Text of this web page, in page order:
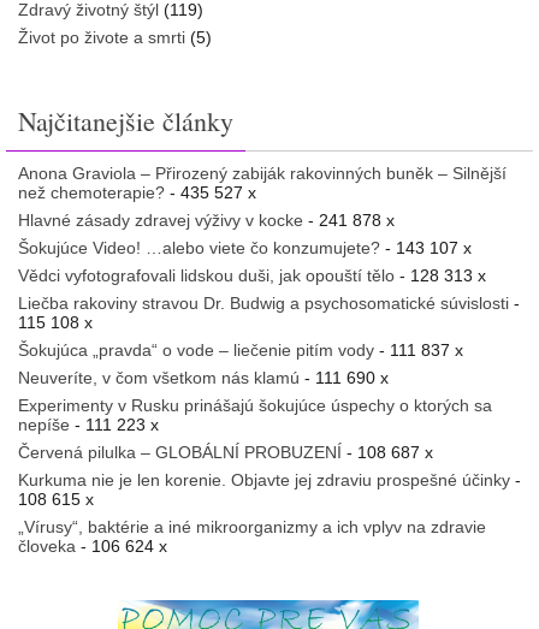
Zdravý životný štýl (119)
Život po živote a smrti (5)
Najčitanejšie články
Anona Graviola – Přirozený zabiják rakovinných buněk – Silnější
než chemoterapie? - 435 527 x
Hlavné zásady zdravej výživy v kocke - 241 878 x
Šokujúce Video! …alebo viete čo konzumujete? - 143 107 x
Vědci vyfotografovali lidskou duši, jak opouští tělo - 128 313 x
Liečba rakoviny stravou Dr. Budwig a psychosomatické súvislosti -
115 108 x
Šokujúca „pravda“ o vode – liečenie pitím vody - 111 837 x
Neuveríte, v čom všetkom nás klamú - 111 690 x
Experimenty v Rusku prinášajú šokujúce úspechy o ktorých sa
nepíše - 111 223 x
Červená pilulka – GLOBÁLNÍ PROBUZENÍ - 108 687 x
Kurkuma nie je len korenie. Objavte jej zdraviu prospešné účinky -
108 615 x
„Vírusy“, baktérie a iné mikroorganizmy a ich vplyv na zdravie
človeka - 106 624 x